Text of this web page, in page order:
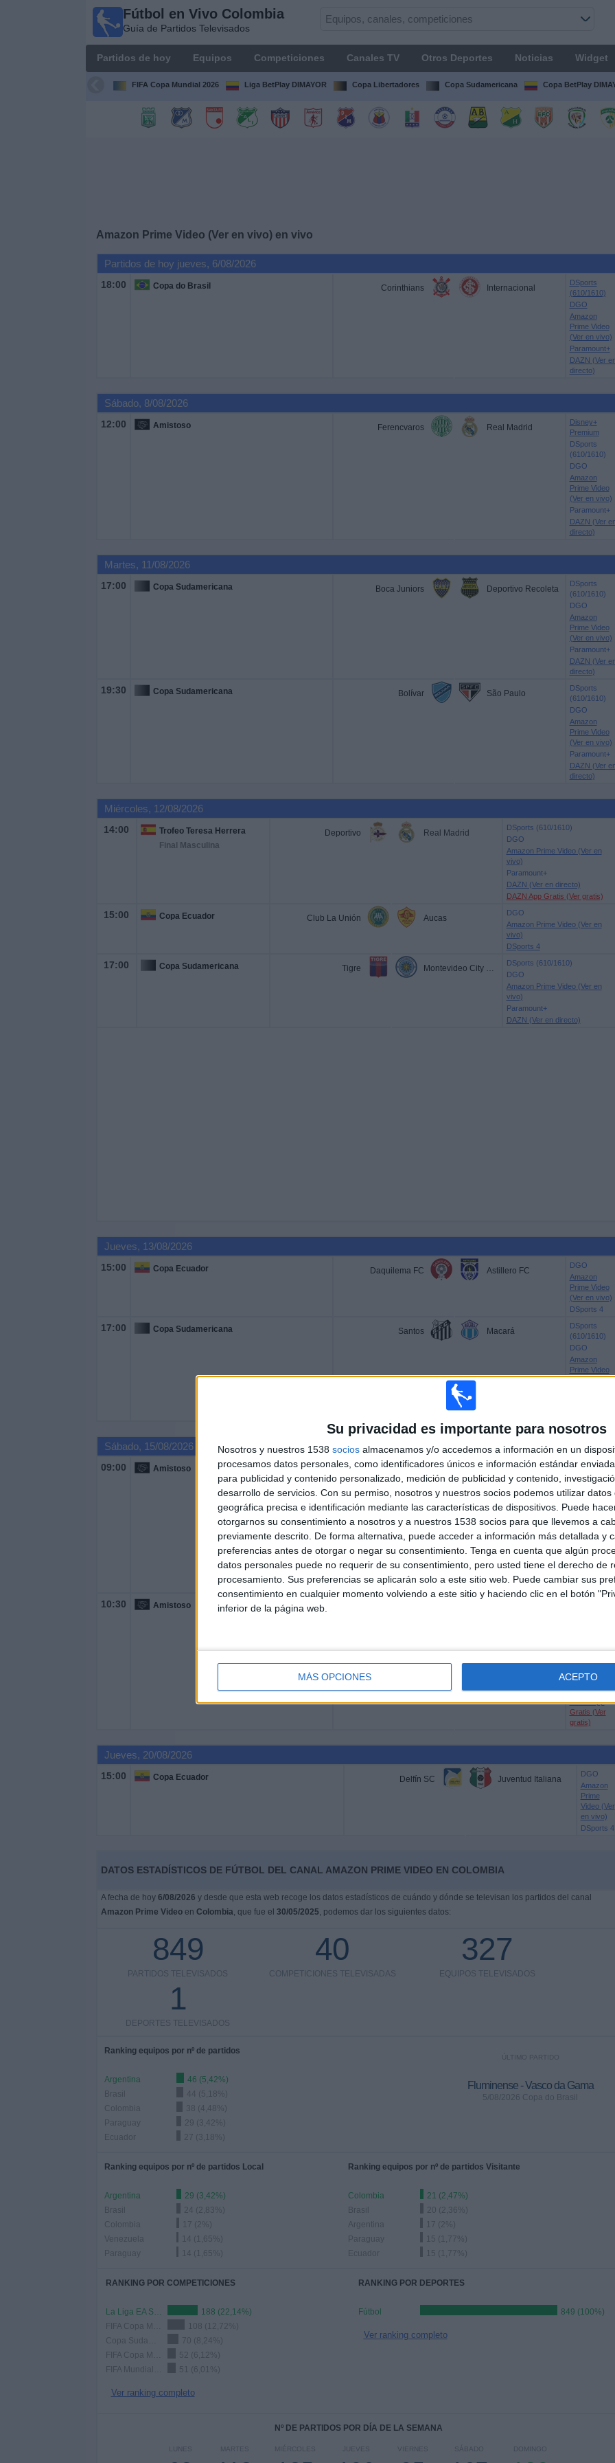
Su privacidad es importante para nosotros
Nosotros y nuestros 1538 socios almacenamos y/o accedemos a información en un
procesamos datos personales, como identificadores únicos e información estándar
para publicidad y contenido personalizado, medición de publicidad y contenido,
desarrollo de servicios. Con su permiso, nosotros y nuestros socios podemos utilizar datos
geográfica precisa e identificación mediante las características de dispositivos. Puede
otorgarnos su consentimiento a nosotros y a nuestros 1538 socios para que llevemos a
previamente descrito. De forma alternativa, puede acceder a información más detallada y
preferencias antes de otorgar o negar su consentimiento. Tenga en cuenta que algún
datos personales puede no requerir de su consentimiento, pero usted tiene el derecho de
procesamiento. Sus preferencias se aplicarán solo a este sitio web. Puede cambiar sus
consentimiento en cualquier momento volviendo a este sitio y haciendo clic en el botón
inferior de la página web.
MÁS OPCIONES ACEPTO
Fútbol en Vivo Colombia
Guía de Partidos Televisados
Partidos de hoy Equipos Competiciones Canales TV Otros Deportes Noticias Widget
FIFA Copa Mundial 2026 Liga BetPlay DIMAYOR Copa Libertadores Copa Sudamericana Copa BetPlay
Amazon Prime Video (Ver en vivo) en vivo
Partidos de hoy jueves, 6/08/2026
18:00 Copa do Brasil Corinthians Internacional
DSports
(610/1610)
DGO
Amazon
Prime Video
(Ver en vivo)
Paramount+
DAZN (Ver
directo)
Sábado, 8/08/2026
12:00 Amistoso Ferencvaros Real Madrid
Disney+
Premium
DSports
(610/1610)
DGO
Amazon
Prime Video
(Ver en vivo)
Paramount+
DAZN (Ver
directo)
Martes, 11/08/2026
17:00 Copa Sudamericana Boca Juniors Deportivo Recoleta
DSports
(610/1610)
DGO
Amazon
Prime Video
(Ver en vivo)
Paramount+
DAZN (Ver
directo)
19:30 Copa Sudamericana Bolívar São Paulo
DSports
(610/1610)
DGO
Amazon
Prime Video
(Ver en vivo)
Paramount+
DAZN (Ver
directo)
Miércoles, 12/08/2026
14:00
Trofeo Teresa Herrera
Final Masculina
Deportivo Real Madrid
DSports (610/1610)
DGO
Amazon Prime Video (Ver en
vivo)
Paramount+
DAZN (Ver en directo)
DAZN App Gratis (Ver gratis)
15:00 Copa Ecuador Club La Unión Aucas
DGO
Amazon Prime Video (Ver en
vivo)
DSports 4
17:00 Copa Sudamericana Tigre Montevideo City Torque
DSports (610/1610)
DGO
Amazon Prime Video (Ver en
vivo)
Paramount+
DAZN (Ver en directo)
Jueves, 13/08/2026
15:00 Copa Ecuador Daquilema FC Astillero FC
DGO
Amazon
Prime Video
(Ver en vivo)
DSports 4
17:00 Copa Sudamericana Santos Macará
DSports
(610/1610)
DGO
Amazon
Prime Video
(Ver en vivo)
Sábado, 15/08/2026
09:00 Amistoso
DSports
(610/1610)
Amazon
Prime Video
(Ver en vivo)
Paramount+
DAZN (Ver
directo)
DAZN App
Gratis (Ver
gratis)
10:30 Amistoso
DAZN (Ver
directo)
DAZN App
Gratis (Ver
gratis)
Jueves, 20/08/2026
15:00 Copa Ecuador Delfín SC Juventud Italiana
DGO
Amazon
Prime
Video (Ver
en vivo)
DSports 4
DATOS ESTADÍSTICOS DE FÚTBOL DEL CANAL AMAZON PRIME VIDEO EN COLOMBIA
A fecha de hoy 6/08/2026 y desde que esta web recoge los datos estadísticos de cuándo y dónde se televisan los partidos del canal
Amazon Prime Videoen Colombia, que fue el 30/05/2025, podemos dar los siguientes datos:
849
PARTIDOS TELEVISADOS
40
COMPETICIONES TELEVISADAS
327
EQUIPOS TELEVISADOS
1
DEPORTES TELEVISADOS
Ranking equipos por nº de partidos
Argentina
46 (5,42%)
Brasil
44 (5,18%)
Colombia
38 (4,48%)
Paraguay
29 (3,42%)
Ecuador
27 (3,18%)
ÚLTIMO PARTIDO
Fluminense - Vasco da Gama
5/08/2026 Copa do Brasil
Ranking equipos por nº de partidos Local
Argentina
29 (3,42%)
Brasil
24 (2,83%)
Colombia
17 (2%)
Venezuela
14 (1,65%)
Paraguay
14 (1,65%)
Ranking equipos por nº de partidos Visitante
Colombia
21 (2,47%)
Brasil
20 (2,36%)
Argentina
17 (2%)
Paraguay
15 (1,77%)
Ecuador
15 (1,77%)
RANKING POR COMPETICIONES
La Liga EA Sports
188 (22,14%)
108 (12,72%)
70 (8,24%)
52 (6,12%)
51 (6,01%)
Ver ranking completo
RANKING POR DEPORTES
Fútbol 849 (100%)
Ver ranking completo
Nº DE PARTIDOS POR DÍA DE LA SEMANA
LUNES MARTES MIÉRCOLES JUEVES VIERNES SÁBADO DOMINGO
Fútbol en
Colombia